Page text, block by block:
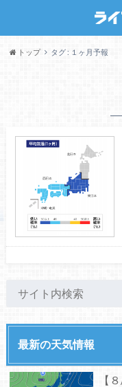
トップ タグ : １ヶ月予報
最新の天気情報
【